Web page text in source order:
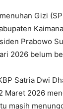
Gizi
Prabowo
2026 belum
Satria Dwi
Maret 2026
masih